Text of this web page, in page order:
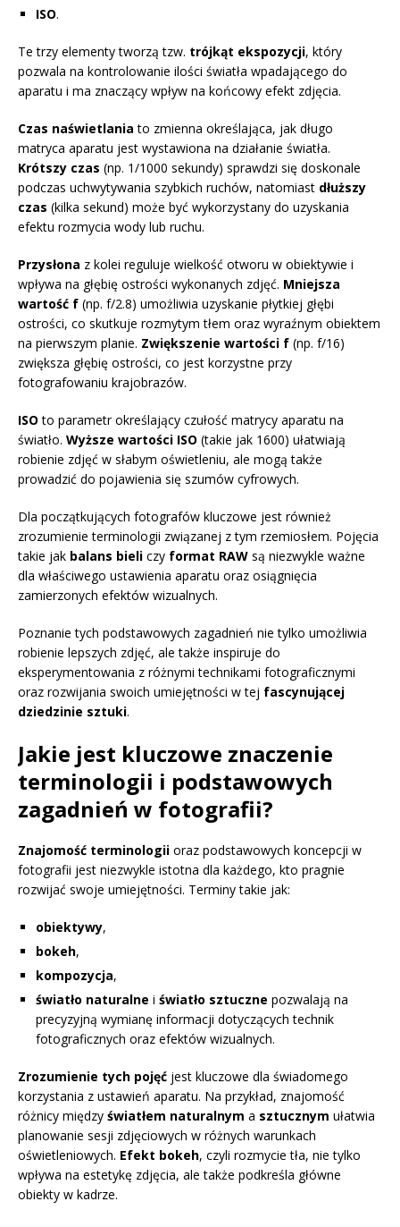
ISO.
Te trzy elementy tworzą tzw. trójkąt ekspozycji, który
pozwala na kontrolowanie ilości światła wpadającego do
aparatu i ma znaczący wpływ na końcowy efekt zdjęcia.
Czas naświetlania to zmienna określająca, jak długo
matryca aparatu jest wystawiona na działanie światła.
Krótszy czas (np. 1/1000 sekundy) sprawdzi się doskonale
podczas uchwytywania szybkich ruchów, natomiast dłuższy
czas (kilka sekund) może być wykorzystany do uzyskania
efektu rozmycia wody lub ruchu.
Przysłona z kolei reguluje wielkość otworu w obiektywie i
wpływa na głębię ostrości wykonanych zdjęć. Mniejsza
wartość f (np. f/2.8) umożliwia uzyskanie płytkiej głębi
ostrości, co skutkuje rozmytym tłem oraz wyraźnym obiektem
na pierwszym planie. Zwiększenie wartości f (np. f/16)
zwiększa głębię ostrości, co jest korzystne przy
fotografowaniu krajobrazów.
ISO to parametr określający czułość matrycy aparatu na
światło. Wyższe wartości ISO (takie jak 1600) ułatwiają
robienie zdjęć w słabym oświetleniu, ale mogą także
prowadzić do pojawienia się szumów cyfrowych.
Dla początkujących fotografów kluczowe jest również
zrozumienie terminologii związanej z tym rzemiosłem. Pojęcia
takie jak balans bieli czy format RAW są niezwykle ważne
dla właściwego ustawienia aparatu oraz osiągnięcia
zamierzonych efektów wizualnych.
Poznanie tych podstawowych zagadnień nie tylko umożliwia
robienie lepszych zdjęć, ale także inspiruje do
eksperymentowania z różnymi technikami fotograficznymi
oraz rozwijania swoich umiejętności w tej fascynującej
dziedzinie sztuki.
Jakie jest kluczowe znaczenie
terminologii i podstawowych
zagadnień w fotografii?
Znajomość terminologii oraz podstawowych koncepcji w
fotografii jest niezwykle istotna dla każdego, kto pragnie
rozwijać swoje umiejętności. Terminy takie jak:
obiektywy,
bokeh,
kompozycja,
światło naturalne i światło sztuczne pozwalają na
precyzyjną wymianę informacji dotyczących technik
fotograficznych oraz efektów wizualnych.
Zrozumienie tych pojęć jest kluczowe dla świadomego
korzystania z ustawień aparatu. Na przykład, znajomość
różnicy między światłem naturalnym a sztucznym ułatwia
planowanie sesji zdjęciowych w różnych warunkach
oświetleniowych. Efekt bokeh, czyli rozmycie tła, nie tylko
wpływa na estetykę zdjęcia, ale także podkreśla główne
obiekty w kadrze.